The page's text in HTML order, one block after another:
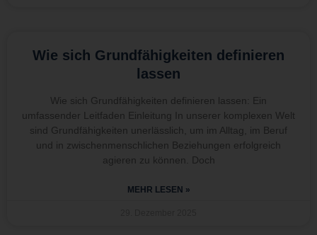
Wie sich Grundfähigkeiten definieren
lassen
Wie sich Grundfähigkeiten definieren lassen: Ein
umfassender Leitfaden Einleitung In unserer komplexen Welt
sind Grundfähigkeiten unerlässlich, um im Alltag, im Beruf
und in zwischenmenschlichen Beziehungen erfolgreich
agieren zu können. Doch
MEHR LESEN »